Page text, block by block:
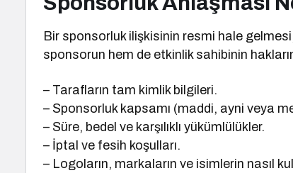
Bir sponsorluk ilişkisinin resmi hale gelmesi,
sponsorun hem de etkinlik sahibinin
– Tarafların tam kimlik bilgileri.
– Sponsorluk kapsamı (maddi, ayni veya
– Süre, bedel ve karşılıklı yükümlülükler.
– İptal ve fesih koşulları.
– Logoların, markaların ve isimlerin nasıl